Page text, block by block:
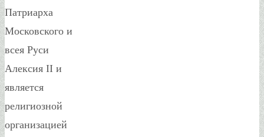
Патриарха
Московского и
всея Руси
Алексия II и
является
религиозной
организацией